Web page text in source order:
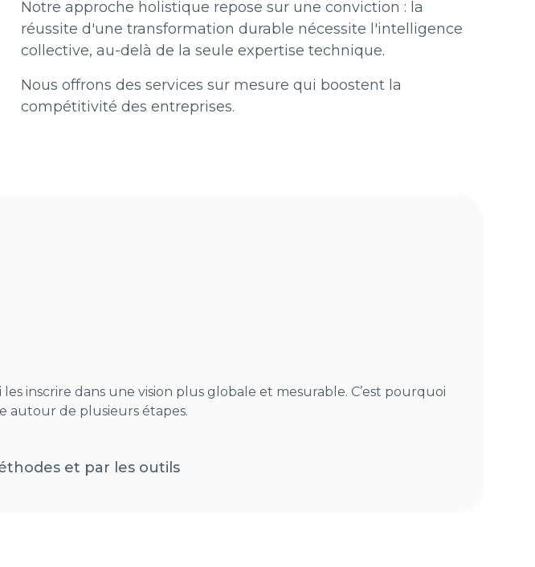
Notre approche holistique repose sur une conviction : la
réussite d'une transformation durable nécessite l'intelligence
collective, au-delà de la seule expertise technique.
Nous offrons des services sur mesure qui boostent la
compétitivité des entreprises.
inscrire dans une vision plus globale et mesurable. C’est pourquoi
autour de plusieurs étapes.
et par les outils